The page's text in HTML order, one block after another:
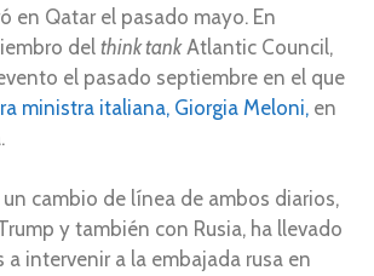
en Qatar el pasado mayo. En
del think tankAtlantic Council,
el pasado septiembre en el que
ministra italiana, Giorgia Meloni, en
cambio de línea de ambos diarios,
y también con Rusia, ha llevado
a intervenir a la embajada rusa en